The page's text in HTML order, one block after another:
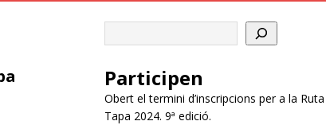
Participen
Obert el termini d’inscripcions per a la
Tapa 2024. 9ª edició.